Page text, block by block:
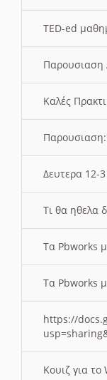
TED-ed
Παρουσιαση
Καλές
Δευτερα 12-
Τι θα ηθελα
Τα Pbworks
Τα Pbworks
https://
Κουιζ για το